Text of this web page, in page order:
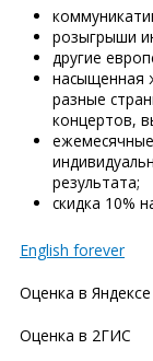
розыгрыши
другие
насыщенная
разные
концертов,
результата;
скидка 10%
English forever
Оценка в Яндексе
Оценка в 2ГИС